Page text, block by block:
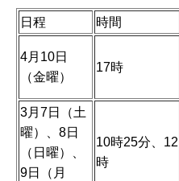
日程 時間
4月10日
（金曜）
17時
3月7日（土
曜）、8日
（日曜）、
9日（月
10時25分、12
時